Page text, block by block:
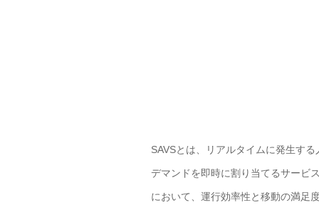
SAVSとは、リアルタイムに発生す
デマンドを即時に割り当てるサービ
において、運行効率性と移動の満足